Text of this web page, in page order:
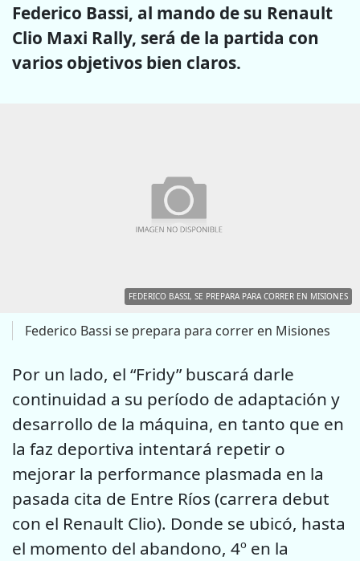
Federico Bassi, al mando de su Renault
Clio Maxi Rally, será de la partida con
varios objetivos bien claros.
FEDERICO BASSI, SE PREPARA PARA CORRER EN MISIONES
Federico Bassi se prepara para correr en Misiones
Por un lado, el “Fridy” buscará darle
continuidad a su período de adaptación y
desarrollo de la máquina, en tanto que en
la faz deportiva intentará repetir o
mejorar la performance plasmada en la
pasada cita de Entre Ríos (carrera debut
con el Renault Clio). Donde se ubicó, hasta
el momento del abandono, 4º en la